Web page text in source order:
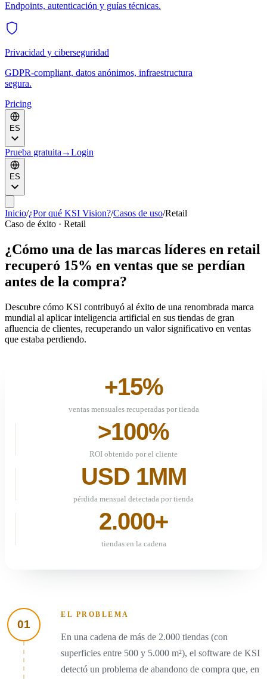
Endpoints, autenticación y guías técnicas.
Privacidad y ciberseguridad
GDPR-compliant, datos anónimos, infraestructura
segura.
Pricing
ES
Prueba gratuita →Login
ES
Inicio/¿Por qué KSI Vision?/Casos de uso/Retail
Caso de éxito · Retail
¿Cómo una de las marcas líderes en retail
recuperó 15% en ventas que se perdían
antes de la compra?
Descubre cómo KSI contribuyó al éxito de una renombrada marca
mundial al aplicar inteligencia artificial en sus tiendas de gran
afluencia de clientes, recuperando un valor significativo en ventas
que estaba perdiendo.
+15%
ventas mensuales recuperadas por tienda
>100%
ROI obtenido por el cliente
USD 1MM
pérdida mensual detectada por tienda
2.000+
tiendas en la cadena
01
EL PROBLEMA
En una cadena de más de 2.000 tiendas (con
superficies entre 500 y 5.000 m²), el software de KSI
detectó un problema de abandono de compra que, en